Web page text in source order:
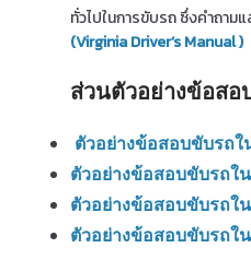
ทั่วไปในการขับรถ ซึ่งคำถา
(Virginia Driver’s Manual )
ส่วนตัวอย่างข้อส
ตัวอย่างข้อสอบขับรถใ
ตัวอย่างข้อสอบขับรถใ
ตัวอย่างข้อสอบขับรถใ
ตัวอย่างข้อสอบขับรถใ